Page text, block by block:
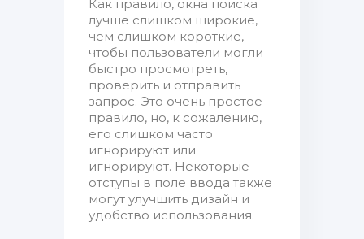
Как правило, окна поиска
лучше слишком широкие,
чем слишком короткие,
чтобы пользователи могли
быстро просмотреть,
проверить и отправить
запрос. Это очень простое
правило, но, к сожалению,
его слишком часто
игнорируют или
игнорируют. Некоторые
отступы в поле ввода также
могут улучшить дизайн и
удобство использования.